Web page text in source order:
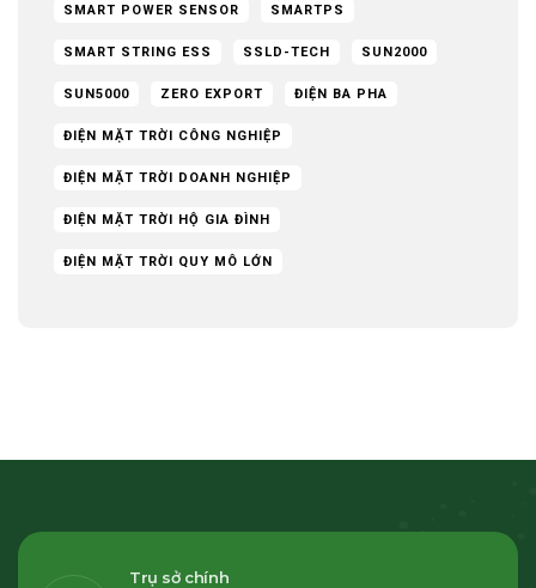
SMART POWER SENSOR SMARTPS
SMART STRING ESS SSLD-TECH SUN2000
SUN5000 ZERO EXPORT ĐIỆN BA PHA
ĐIỆN MẶT TRỜI CÔNG NGHIỆP
ĐIỆN MẶT TRỜI DOANH NGHIỆP
ĐIỆN MẶT TRỜI HỘ GIA ĐÌNH
ĐIỆN MẶT TRỜI QUY MÔ LỚN
Trụ sở chính